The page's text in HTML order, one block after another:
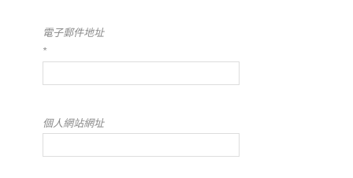
電子郵件地址
*
個人網站網址